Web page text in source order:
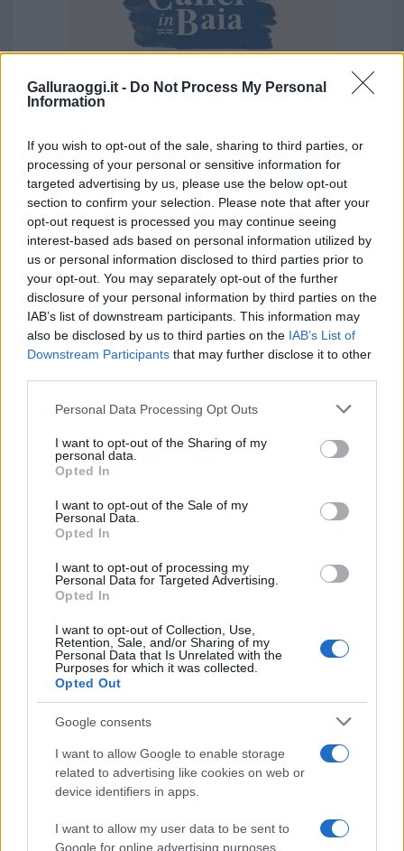
Galluraoggi.it - Do Not Process My Personal
Information
If you wish to opt-out of the sale, sharing to third parties, or
processing of your personal or sensitive information for
targeted advertising by us, please use the below opt-out
section to confirm your selection. Please note that after your
opt-out request is processed you may continue seeing
interest-based ads based on personal information utilized by
us or personal information disclosed to third parties prior to
your opt-out. You may separately opt-out of the further
disclosure of your personal information by third parties on the
IAB’s list of downstream participants. This information may
also be disclosed by us to third parties on the IAB’s List of
Downstream Participants that may further disclose it to other
Please note that this website/app uses one or more Google
not limited to your visit or usage behaviour. You may click to
grant or deny consent to Google and its third-party tags to
use your data for below specified purposes in below Google
consent section.
Personal Data Processing Opt Outs
I want to opt-out of the Sharing of my
personal data.
Opted In
I want to opt-out of the Sale of my
Personal Data.
Opted In
I want to opt-out of processing my
Personal Data for Targeted Advertising.
Opted In
I want to opt-out of Collection, Use,
Retention, Sale, and/or Sharing of my
Personal Data that Is Unrelated with the
Purposes for which it was collected.
Opted Out
Google consents
I want to allow Google to enable storage
related to advertising like cookies on web or
device identifiers in apps.
I want to allow my user data to be sent to
Google for online advertising purposes.
Vuoi rimuovere le pubblicità nazionali?
Puoi abbonarti asoli € 1,10 al mese
cliccandoqui
Sei già abbonato?
Puoi effettuare l'accesso andando nella
sezioneLogindal menù del sito o
cliccandoqui
TEMI: Armi Tempio
Arresti Tempio
Entra nel canale telegram di
GalluraOggi.it
i tuoi video e le tue foto
Su WhatsApp al numero +39
Ricevi le nostre ultime news
daGoogle News